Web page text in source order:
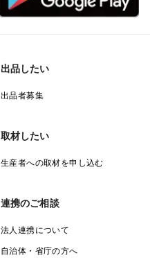
出品したい
出品者募集
取材したい
生産者への取材を申し込む
連携のご相談
法人連携について
自治体・省庁の方へ